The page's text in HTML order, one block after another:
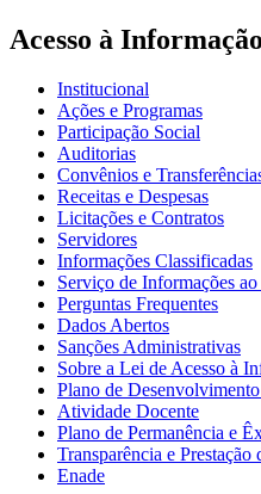
Acesso à Informação
Institucional
Ações e Programas
Participação Social
Auditorias
Convênios e
Receitas e Despesas
Licitações e Contratos
Servidores
Informações Classificadas
Serviço de Informações
Perguntas Frequentes
Dados Abertos
Sanções Administrativas
Sobre a Lei de Acesso à
Plano de
Atividade Docente
Plano de Permanência e
Transparência e Prestação
Enade